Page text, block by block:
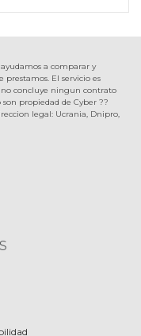
a comparar y
prestamos. El servicio es
concluye ningun contrato
propiedad de Cyber ??
legal: Ucrania, Dnipro,